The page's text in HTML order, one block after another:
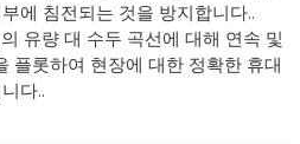
에 침전되는 것을 방지합니다..
유량 대 수두 곡선에 대해 연속 및
플롯하여 현장에 대한 정확한 휴대
다..